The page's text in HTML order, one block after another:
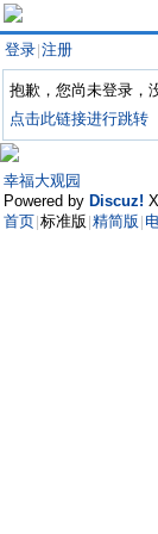
登录 注册
抱歉，您尚未登录，
点击此链接进行跳转
幸福大观园
Powered by Discuz!
首页 标准版 精简版